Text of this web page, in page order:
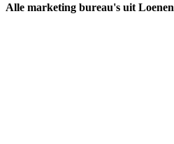
Alle marketing bureau's uit Loenen